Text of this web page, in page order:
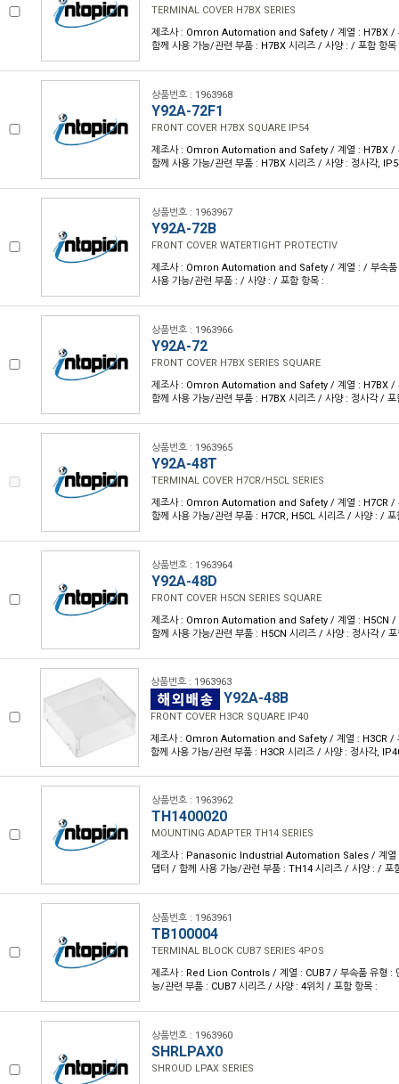
TERMINAL COVER H7BX SERIES
제조사 : Omron Automation and Safety / 계열 : H7BX /
함께 사용 가능/관련 부품 : H7BX 시리즈 / 사양 : / 포함 항목
상품번호 : 1963968
Y92A-72F1
FRONT COVER H7BX SQUARE IP54
제조사 : Omron Automation and Safety / 계열 : H7BX /
함께 사용 가능/관련 부품 : H7BX 시리즈 / 사양 : 정사각,
상품번호 : 1963967
Y92A-72B
FRONT COVER WATERTIGHT PROTECTIV
제조사 : Omron Automation and Safety / 계열 : / 부속품
사용 가능/관련 부품 : / 사양 : / 포함 항목 :
상품번호 : 1963966
Y92A-72
FRONT COVER H7BX SERIES SQUARE
제조사 : Omron Automation and Safety / 계열 : H7BX /
함께 사용 가능/관련 부품 : H7BX 시리즈 / 사양 : 정사각 / 포
상품번호 : 1963965
Y92A-48T
TERMINAL COVER H7CR/H5CL SERIES
제조사 : Omron Automation and Safety / 계열 : H7CR /
함께 사용 가능/관련 부품 : H7CR, H5CL 시리즈 / 사양 : / 포
상품번호 : 1963964
Y92A-48D
FRONT COVER H5CN SERIES SQUARE
제조사 : Omron Automation and Safety / 계열 : H5CN /
함께 사용 가능/관련 부품 : H5CN 시리즈 / 사양 : 정사각 / 포
상품번호 : 1963963
Y92A-48B
FRONT COVER H3CR SQUARE IP40
제조사 : Omron Automation and Safety / 계열 : H3CR /
함께 사용 가능/관련 부품 : H3CR 시리즈 / 사양 : 정사각,
상품번호 : 1963962
TH1400020
MOUNTING ADAPTER TH14 SERIES
제조사 : Panasonic Industrial Automation Sales / 계열 :
댑터 / 함께 사용 가능/관련 부품 : TH14 시리즈 / 사양 : / 포
상품번호 : 1963961
TB100004
TERMINAL BLOCK CUB7 SERIES 4POS
제조사 : Red Lion Controls / 계열 : CUB7 / 부속품 유형 :
능/관련 부품 : CUB7 시리즈 / 사양 : 4위치 / 포함 항목 :
상품번호 : 1963960
SHRLPAX0
SHROUD LPAX SERIES